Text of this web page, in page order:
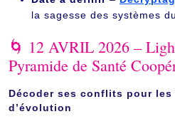
la sagesse des systèmes
🌀 12 AVRIL 2026 –
Pyramide de Santé
Décoder ses conflits pour
d’évolution